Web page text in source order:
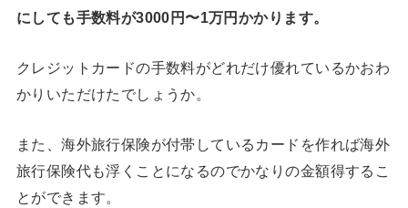
にしても手数料が3000円〜1万円かかります。
クレジットカードの手数料がどれだけ優れているかおわ
かりいただけたでしょうか。
また、海外旅行保険が付帯しているカードを作れば海外
旅行保険代も浮くことになるのでかなりの金額得するこ
とができます。